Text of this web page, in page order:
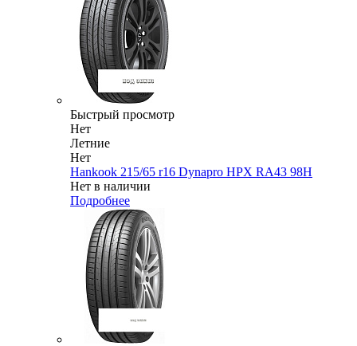
Быстрый просмотр
Нет
Летние
Нет
Hankook 215/65 r16 Dynapro HPX RA43 98H
Нет в наличии
Подробнее